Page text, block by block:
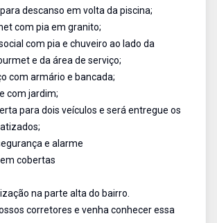
descanso em volta da piscina;
com pia em granito;
com pia e chuveiro ao lado da
e da área de serviço;
com armário e bancada;
com jardim;
para dois veículos e será entregue os
e alarme
cobertas
na parte alta do bairro.
corretores e venha conhecer essa